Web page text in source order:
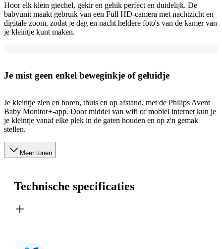
Hoor elk klein giechel, gekir en gehik perfect en duidelijk. De
babyunit maakt gebruik van een Full HD-camera met nachtzicht en
digitale zoom, zodat je dag en nacht heldere foto's van de kamer van
je kleintje kunt maken.
Je mist geen enkel beweginkje of geluidje
Je kleintje zien en horen, thuis en op afstand, met de Philips Avent
Baby Monitor+-app. Door middel van wifi of mobiel internet kun je
je kleintje vanaf elke plek in de gaten houden en op z'n gemak
stellen.
Meer tonen
Technische specificaties